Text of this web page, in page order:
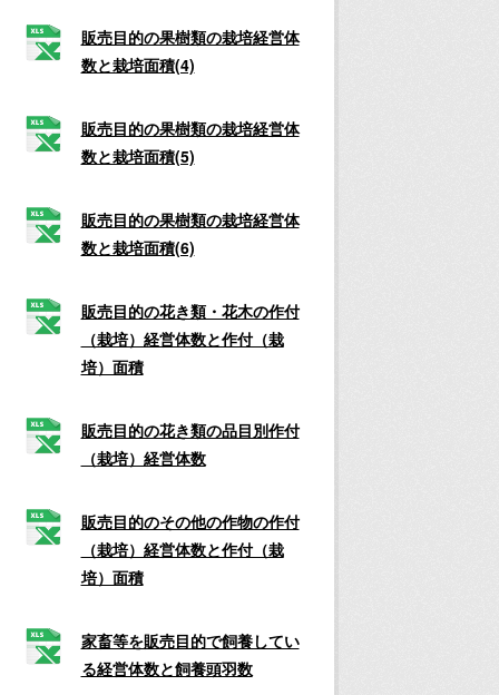
販売目的の果樹類の栽培経営体
数と栽培面積(4)
販売目的の果樹類の栽培経営体
数と栽培面積(5)
販売目的の果樹類の栽培経営体
数と栽培面積(6)
販売目的の花き類・花木の作付
（栽培）経営体数と作付（栽
培）面積
販売目的の花き類の品目別作付
（栽培）経営体数
販売目的のその他の作物の作付
（栽培）経営体数と作付（栽
培）面積
家畜等を販売目的で飼養してい
る経営体数と飼養頭羽数